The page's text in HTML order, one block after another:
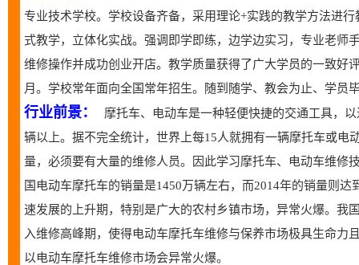
专业技术学校。学校设备齐备，采用理论+实践的教学方法进
式教学，立体化实战。强调即学即练，边学边实习，专业老师
维修操作并成功创业开店。教学质量获得了广大学员的一致好
月。学校常年面向全国常年招生。随到随学、教会为止、学员
行业前景：
摩托车、电动车是一种轻便快捷的交通工具，
辆以上。据不完全统计，世界上每15人就拥有一辆摩托车或
量，必须要有大量的维修人员。因此学习摩托车、电动车维修
国电动车摩托车的销量是1450万辆左右，而2014年的销量则
速发展的上升期，特别是广大的农村乡镇市场，异常火爆。我
入维修高峰期，使得电动车摩托车维修与保养市场极具生命
以电动车摩托车维修市场会异常火爆。